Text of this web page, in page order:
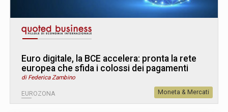
Euro digitale, la BCE accelera: pronta la rete
europea che sfida i colossi dei pagamenti
di Federica Zambino
EUROZONA Moneta & Mercati